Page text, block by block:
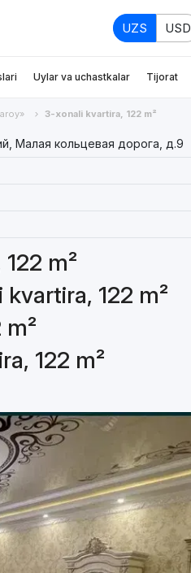
UZS USD
Uylar va uchastkalar Tijorat
3-xonali kvartira, 122 m²
Малая кольцевая дорога, д.9
m²
122 m²
122 m²